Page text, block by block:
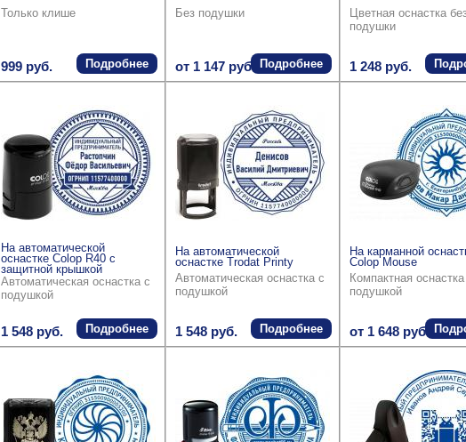
Только клише
999 руб. Подробнее
Без подушки
от 1 147 руб. Подробнее
Цветная оснастка
подушки
1 248 руб.
На автоматической
оснастке Colop R40 с
защитной крышкой
Автоматическая оснастка с
подушкой
1 548 руб. Подробнее
На автоматической
оснастке Trodat Printy
Автоматическая оснастка с
подушкой
1 548 руб. Подробнее
На карманной
Colop Mouse
Компактная оснастка
подушкой
от 1 648 руб.